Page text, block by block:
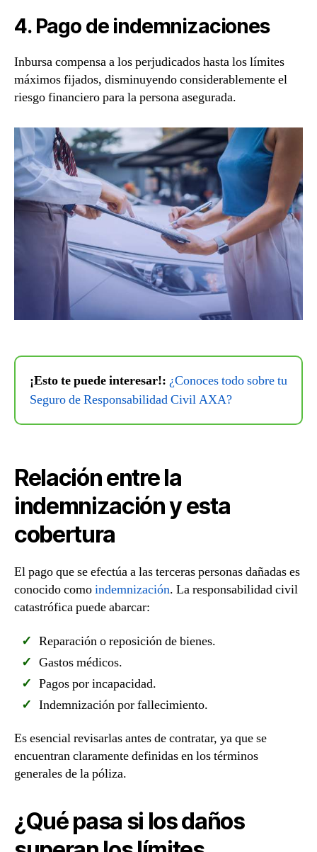
4. Pago de indemnizaciones
Inbursa compensa a los perjudicados hasta los límites
máximos fijados, disminuyendo considerablemente el
riesgo financiero para la persona asegurada.
¡Esto te puede interesar!: ¿Conoces todo sobre tu
Seguro de Responsabilidad Civil AXA?
Relación entre la
indemnización y esta
cobertura
El pago que se efectúa a las terceras personas dañadas es
conocido comoindemnización. La responsabilidad civil
catastrófica puede abarcar:
Reparación o reposición de bienes.
Gastos médicos.
Pagos por incapacidad.
Indemnización por fallecimiento.
Es esencial revisarlas antes de contratar, ya que se
encuentran claramente definidas en los términos
generales de la póliza.
¿Qué pasa si los daños